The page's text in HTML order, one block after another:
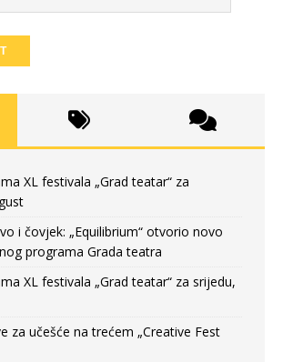
XL festivala „Grad teatar“ za
i čovjek: „Equilibrium“ otvorio novo
programa Grada teatra
XL festivala „Grad teatar“ za srijedu,
za učešće na trećem „Creative Fest